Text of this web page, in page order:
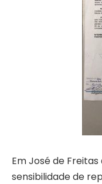
Em José de
sensibilidade de